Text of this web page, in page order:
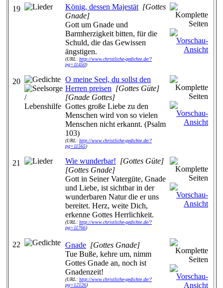
19 König, dessen Majestät [Gottes
Gnade]
Gott um Gnade und
Barmherzigkeit bitten, für die
Schuld, die das Gewissen
ängstigen.
(URL: http://www.christliche-gedichte.de/?
pg=11450)
20
O meine Seel, du sollst den
Herren preisen [Gottes Güte]
[Gnade Gottes]
Gottes große Liebe zu den
Menschen wird von so vielen
Menschen nicht erkannt. (Psalm
103)
(URL: http://www.christliche-gedichte.de/?
pg=11565)
21 Wie wunderbar! [Gottes Güte]
[Gottes Gnade]
Gott in Seiner Vatergüte, Gnade
und Liebe, ist sichtbar in der
wunderbaren Natur die er uns
bereitet. Herz, weite Dich,
erkenne Gottes Herrlichkeit.
(URL: http://www.christliche-gedichte.de/?
pg=11766)
22 Gnade [Gottes Gnade]
Tue Buße, kehre um, nimm
Gottes Gnade an, noch ist
Gnadenzeit!
(URL: http://www.christliche-gedichte.de/?
pg=12126)